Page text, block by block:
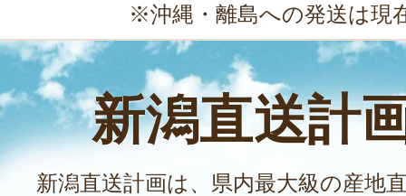
※沖縄・離島への発送は現
新潟直送計
新潟直送計画は、県内最大級の産地